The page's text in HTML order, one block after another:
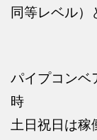
同等レベル）
パイプコンベ
時
土日祝日は稼